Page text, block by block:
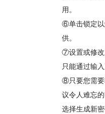
用。
⑥单击锁定以
供。
⑦设置或修改
只能通过输
⑧只要您需要
议令人难忘
选择生成新